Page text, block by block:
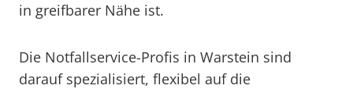
in greifbarer Nähe ist.
Die Notfallservice-Profis in Warstein sind
darauf spezialisiert, flexibel auf die